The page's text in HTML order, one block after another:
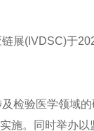
展(IVDSC)于
检验医学领域
。同时举办以